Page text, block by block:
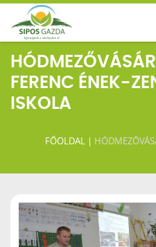
FERENC ÉNEK-
ISKOLA
FŐOLDAL |